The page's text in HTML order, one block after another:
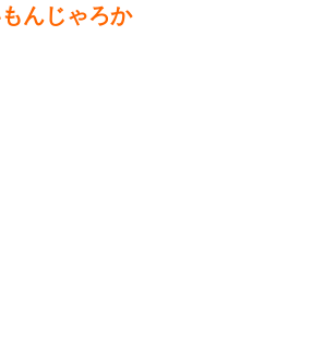
んじゃろか